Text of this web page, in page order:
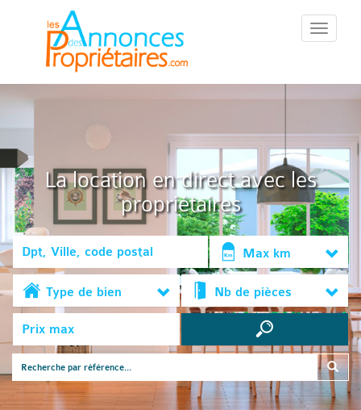
::Menu::
La location en direct avec les
propriétaires
Max km
Type de bien Nb de pièces